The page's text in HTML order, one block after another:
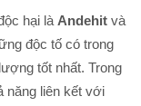
hại là Andehit và
độc tố có trong
tốt nhất. Trong
năng liên kết với